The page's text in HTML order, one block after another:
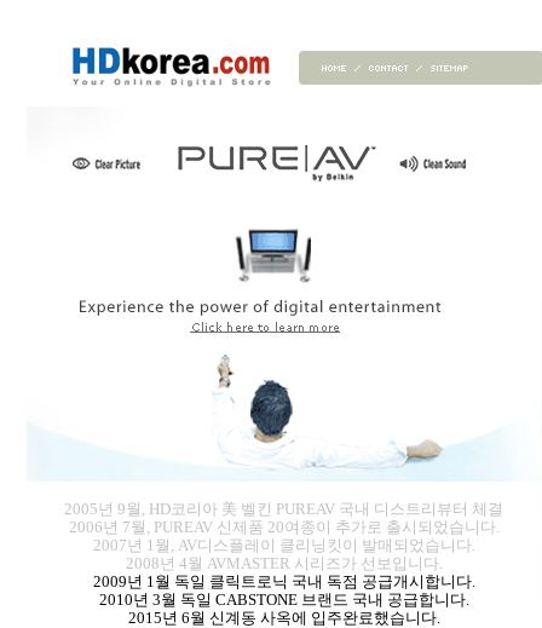
2005년 9월, HD코리아 美 벨킨 PUREAV 국내 디스트리뷰터 체결
2006년 7월, PUREAV 신제품 20여종이 추가로 출시되었습니다.
2007년 1월, AV디스플레이 클리닝킷이 발매되었습니다.
2008년 4월 AVMASTER 시리즈가 선보입니다.
2009년 1월 독일 클릭트로닉 국내 독점 공급개시합니다.
2010년 3월 독일 CABSTONE 브랜드 국내 공급합니다.
2015년 6월 신계동 사옥에 입주완료했습니다.